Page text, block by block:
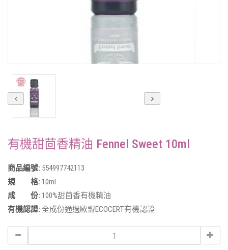
有機甜茴香精油 Fennel Sweet 10ml
商品編號: 554997742113
規 格: 10ml
成 份: 100%甜茴香有機精油
有機認證: 全成份通過歐盟ECOCERT有機認證